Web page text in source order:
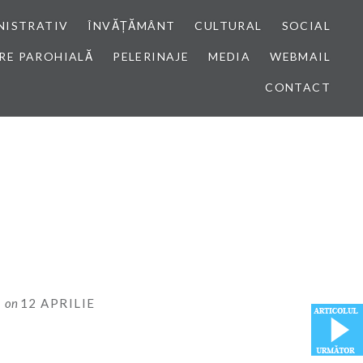
ÎNVĂȚĂMÂNT CULTURAL SOCIAL
PAROHIALĂ PELERINAJE MEDIA WEBMAIL
CONTACT
on 12 APRILIE